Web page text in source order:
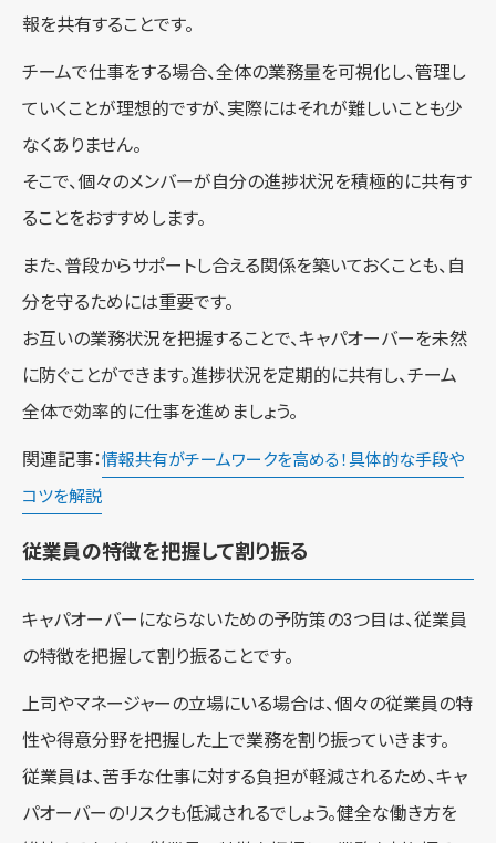
報を共有することです。
チームで仕事をする場合、全体の業務量を可視化し、管理し
ていくことが理想的ですが、実際にはそれが難しいことも少
なくありません。
そこで、個々のメンバーが自分の進捗状況を積極的に共有す
ることをおすすめします。
また、普段からサポートし合える関係を築いておくことも、自
分を守るためには重要です。
お互いの業務状況を把握することで、キャパオーバーを未然
に防ぐことができます。進捗状況を定期的に共有し、チーム
全体で効率的に仕事を進めましょう。
関連記事：情報共有がチームワークを高める！具体的な手段や
コツを解説
従業員の特徴を把握して割り振る
キャパオーバーにならないための予防策の3つ目は、従業員
の特徴を把握して割り振ることです。
上司やマネージャーの立場にいる場合は、個々の従業員の特
性や得意分野を把握した上で業務を割り振っていきます。
従業員は、苦手な仕事に対する負担が軽減されるため、キャ
パオーバーのリスクも低減されるでしょう。健全な働き方を